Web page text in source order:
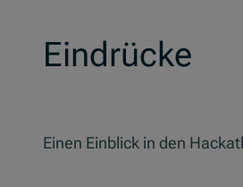
Eindrücke
Einen Einblick in den